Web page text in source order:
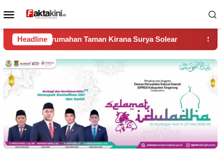
ke
Menu
Mobile
Headline
Taman Kirana Surya Solear Spanyol Juara Piala